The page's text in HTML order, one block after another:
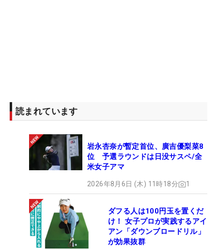
読まれています
岩永杏奈が暫定首位、廣吉優梨菜8
位 予選ラウンドは日没サスペ/全
米女子アマ
2026年8月6日 (木) 11時18分 1
ダフる人は100円玉を置くだ
け！ 女子プロが実践するアイ
アン「ダウンブロードリル」
が効果抜群